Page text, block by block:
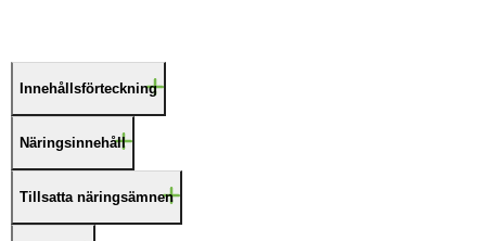
Innehållsförteckning
Näringsinnehåll
Tillsatta näringsämnen